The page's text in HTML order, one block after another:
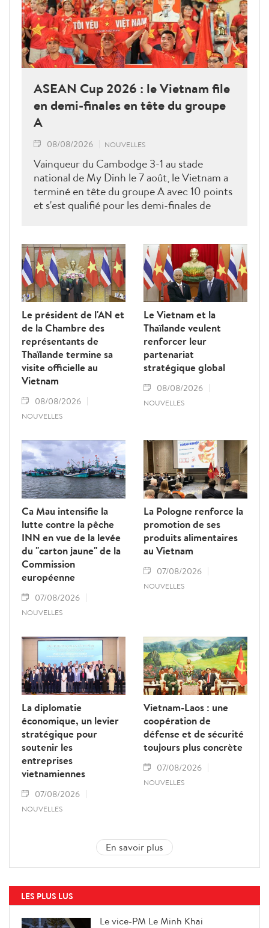
ASEAN Cup 2026 : le Vietnam file
en demi-finales en tête du groupe
A
08/08/2026 NOUVELLES
Vainqueur du Cambodge 3-1 au stade
national de My Dinh le 7 août, le Vietnam a
terminé en tête du groupe A avec 10 points
et s'est qualifié pour les demi-finales de
groupe B.
Le président de l'AN et
de la Chambre des
représentants de
Thaïlande termine sa
visite officielle au
Vietnam
08/08/2026
NOUVELLES
Le Vietnam et la
Thaïlande veulent
renforcer leur
partenariat
stratégique global
08/08/2026
NOUVELLES
Ca Mau intensifie la
lutte contre la pêche
INN en vue de la levée
du "carton jaune" de la
Commission
européenne
07/08/2026
NOUVELLES
La Pologne renforce la
promotion de ses
produits alimentaires
au Vietnam
07/08/2026
NOUVELLES
La diplomatie
économique, un levier
stratégique pour
soutenir les
entreprises
vietnamiennes
07/08/2026
NOUVELLES
Vietnam-Laos : une
coopération de
défense et de sécurité
toujours plus concrète
07/08/2026
NOUVELLES
En savoir plus
LES PLUS LUS
Le vice-PM Le Minh Khai